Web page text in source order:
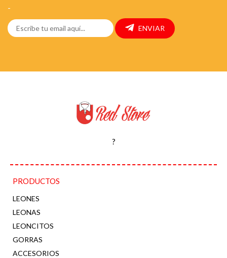
-
ENVIAR
?
PRODUCTOS
LEONES
LEONAS
LEONCITOS
GORRAS
ACCESORIOS